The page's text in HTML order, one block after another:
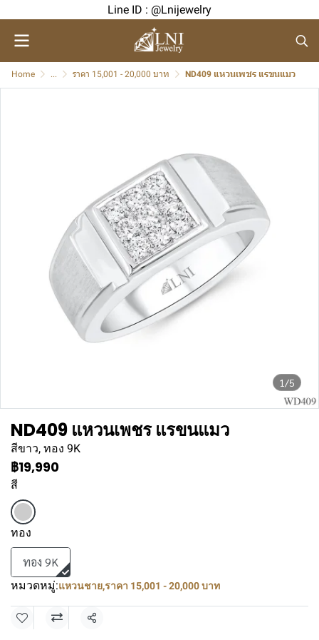
Line ID : @Lnijewelry
Home ... ราคา 15,001 - 20,000 บาท ND409 แหวนเพชร แรขนแมว
1/5
ND409 แหวนเพชร แรขนแมว
สีขาว, ทอง 9K
฿19,990
สี
ทอง
ทอง 9K
หมวดหมู่:แหวนชาย,ราคา 15,001 - 20,000 บาท
แชร์